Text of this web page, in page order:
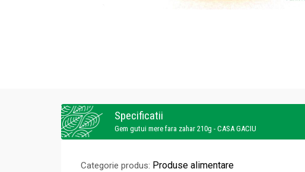
Specificatii
Gem gutui mere fara zahar 210g - CASA GACIU
Categorie produs: Produse alimentare